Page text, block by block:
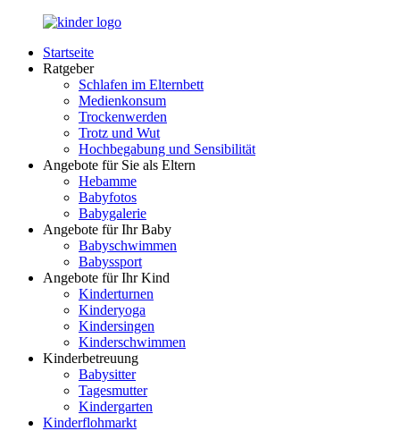
Zurück
Inhalt
LuckyKids.de
Das
Nachwuchs
Startseite
Ratgeber
Schlafen im Elternbett
Medienkonsum
Trockenwerden
Trotz und Wut
Hochbegabung und Sensibilität
Angebote für Sie als Eltern
Hebamme
Babyfotos
Babygalerie
Angebote für Ihr Baby
Babyschwimmen
Babyssport
Angebote für Ihr Kind
Kinderturnen
Kinderyoga
Kindersingen
Kinderschwimmen
Kinderbetreuung
Babysitter
Tagesmutter
Kindergarten
Kinderflohmarkt